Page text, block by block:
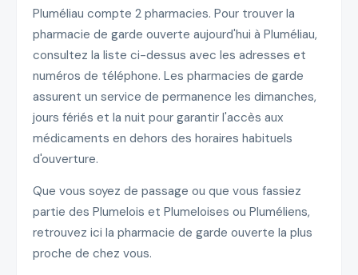
Pluméliau compte 2 pharmacies. Pour trouver la
pharmacie de garde ouverte aujourd'hui à Pluméliau,
consultez la liste ci-dessus avec les adresses et
numéros de téléphone. Les pharmacies de garde
assurent un service de permanence les dimanches,
jours fériés et la nuit pour garantir l'accès aux
médicaments en dehors des horaires habituels
d'ouverture.
Que vous soyez de passage ou que vous fassiez
partie des Plumelois et Plumeloises ou Pluméliens,
retrouvez ici la pharmacie de garde ouverte la plus
proche de chez vous.